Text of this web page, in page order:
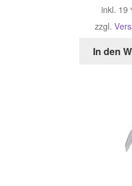
inkl. 19
zzgl.
In den